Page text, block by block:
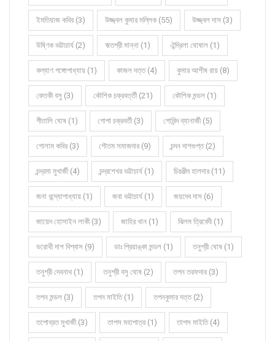
ইমতিয়াজ কবির (3) উজ্জ্বল কুমার মল্লিক (55) উজ্জ্বল দাস (3)
উষ্ণিক ভট্টাচার্য (2) ঋতশ্রী মান্না (1) ঐন্দ্রিলা ঘোষাল (1)
কল্যাণ গঙ্গোপাধ্যায় (1) কাজল দত্ত (4) কুমার আশীষ রায় (8)
কেতকী বসু (3) কৌশিক চক্রবর্ত্তী (21) কৌশিক মন্ডল (1)
গীতালি ঘোষ (1) গোপা চক্রবর্তী (3) গোবিন্দ ব্যানার্জী (5)
গোলাম কবির (3) গৌতম সমাজদার (9) চন্দন দাশগুপ্ত (2)
চন্দ্রমা মুখার্জী (4) চন্দ্রশেখর ভট্টাচার্য (1) চিরঞ্জীব হালদার (11)
জনা বন্দ্যোপাধ্যায় (1) জবা ভট্টাচার্য (1) জয়দেব দাস (6)
জায়েদ হোসাইন লাকী (3) জাহির খান (1) ঝিলম ত্রিবেদী (1)
ডরোথী দাশ বিশ্বাস (9) ডাঃ প্রিয়াঙ্কা মন্ডল (1) তনুশ্রী ঘোষ (1)
তনুশ্রী দেবনাথ (1) তনুশ্রী বসু ঘোষ (2) তপন তরফদার (3)
তপন মন্ডল (3) তপন মাইতি (1) তপনকুমার দত্ত (2)
তপোব্রত মুখার্জী (3) তাপস মহাপাত্র (1) তাপস মাইতি (4)